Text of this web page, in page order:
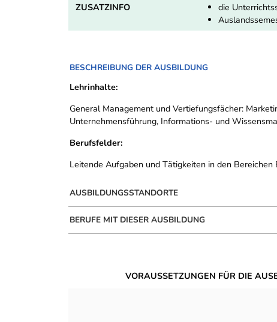
ZUSATZINFO
die
BESCHREIBUNG DER AUSBILDUNG
Lehrinhalte:
General Management und Vertiefungsfächer:
Unternehmensführung, Informations- und
Berufsfelder:
Leitende Aufgaben und Tätigkeiten in den
AUSBILDUNGSSTANDORTE
BERUFE MIT DIESER AUSBILDUNG
VORAUSSETZUNGEN FÜR DIE